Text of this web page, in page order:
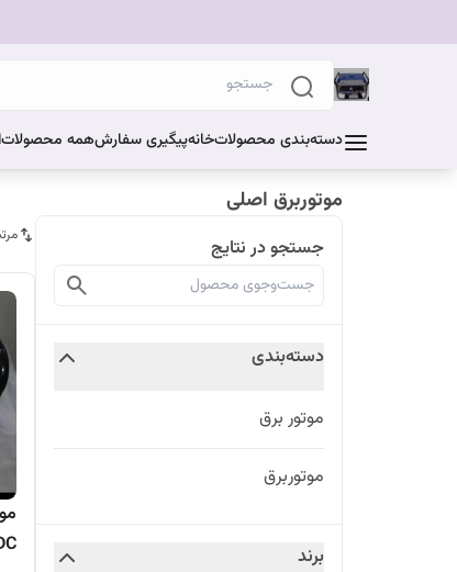
دسته‌بندی محصولاتخانهپیگیری سفارشهمه محصولات
موتوربرق اصلی
جستجو در نتایج
دسته‌بندی
موتور برق
موتوربرق
برند